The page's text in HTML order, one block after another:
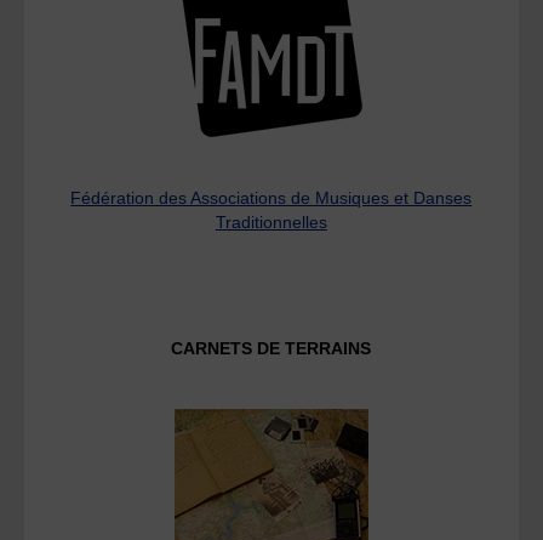
Fédération des Associations de Musiques et Danses
Traditionnelles
CARNETS DE TERRAINS